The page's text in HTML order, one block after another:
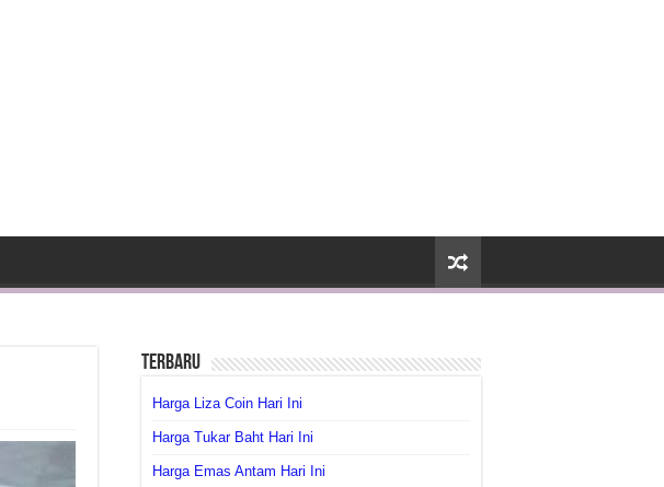
Terbaru
Harga Liza Coin Hari Ini
Harga Tukar Baht Hari Ini
Harga Emas Antam Hari Ini